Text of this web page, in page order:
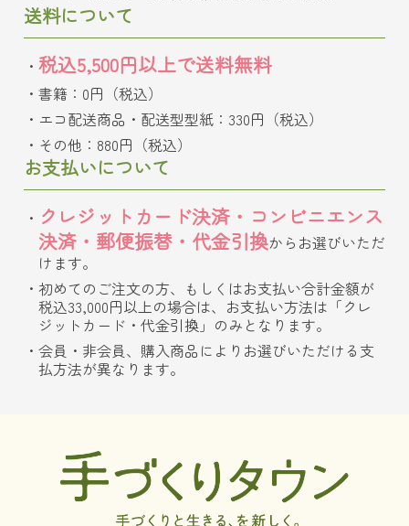
送料について
税込5,500円以上で送料無料
書籍：0円（税込）
エコ配送商品・配送型型紙：330円（税込）
その他：880円（税込）
お支払いについて
クレジットカード決済・コンビニエンス
決済・郵便振替・代金引換からお選びいただ
けます。
初めてのご注文の方、もしくはお支払い合計金額が
税込33,000円以上の場合は、お支払い方法は「クレ
ジットカード・代金引換」のみとなります。
会員・非会員、購入商品によりお選びいただける支
払方法が異なります。